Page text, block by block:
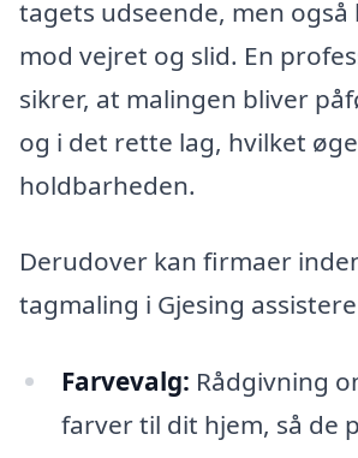
tagets udseende, men
mod vejret og slid. En
sikrer, at malingen bliver
og i det rette lag, hvilket
holdbarheden.
Derudover kan firmaer
tagmaling i Gjesing
Farvevalg: Rådgivning
farver til dit hjem, så de